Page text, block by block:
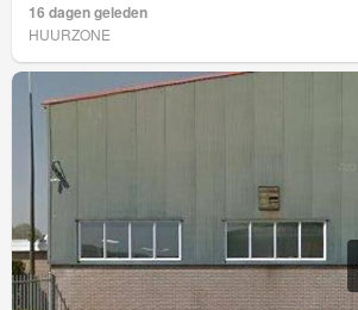
16 dagen geleden
HUURZONE